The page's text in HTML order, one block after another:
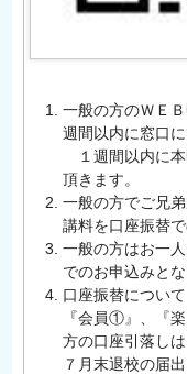
一般の方のＷＥ
週間以内に窓口
１週間以内に本
頂きます。
一般の方でご兄
講料を口座振替
一般の方はお一
でのお申込みとな
口座振替について
『会員①』、『
方の口座引落し
７月末退校の届